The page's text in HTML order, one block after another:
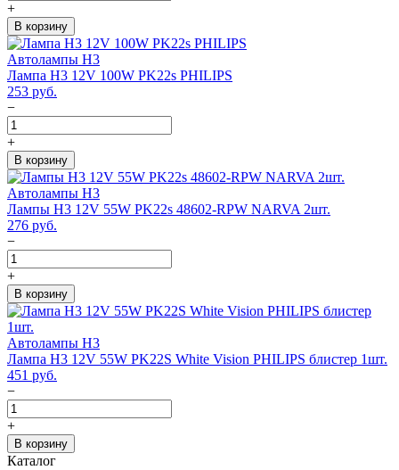
+
В корзину
Автолампы H3
Лампа H3 12V 100W PK22s PHILIPS
253 руб.
−
+
В корзину
Автолампы H3
Лампы H3 12V 55W PK22s 48602-RPW NARVA 2шт.
276 руб.
−
+
В корзину
Автолампы H3
Лампа H3 12V 55W PK22S White Vision PHILIPS блистер 1шт.
451 руб.
−
+
В корзину
Каталог